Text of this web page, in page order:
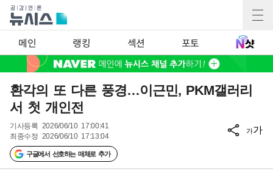
메인 랭킹 섹션 포토
환각의 또 다른 풍경…이근민, PKM갤러리
서 첫 개인전
기사등록 2026/06/10 17:00:41
최종수정 2026/06/10 17:13:04
구글에서 선호하는 매체로 추가
가가